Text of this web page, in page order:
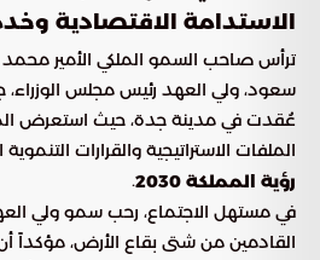
الاستدامة الاقتصادية
ترأس صاحب السمو الملكي الأمير محمد
سعود، ولي العهد رئيس مجلس الوزراء،
عُقدت في مدينة جدة، حيث استعرض
الملفات الاستراتيجية والقرارات
رؤية المملكة 2030
.
في مستهل الاجتماع، رحب سمو ولي
القادمين من شتى بقاع الأرض، مؤكداً